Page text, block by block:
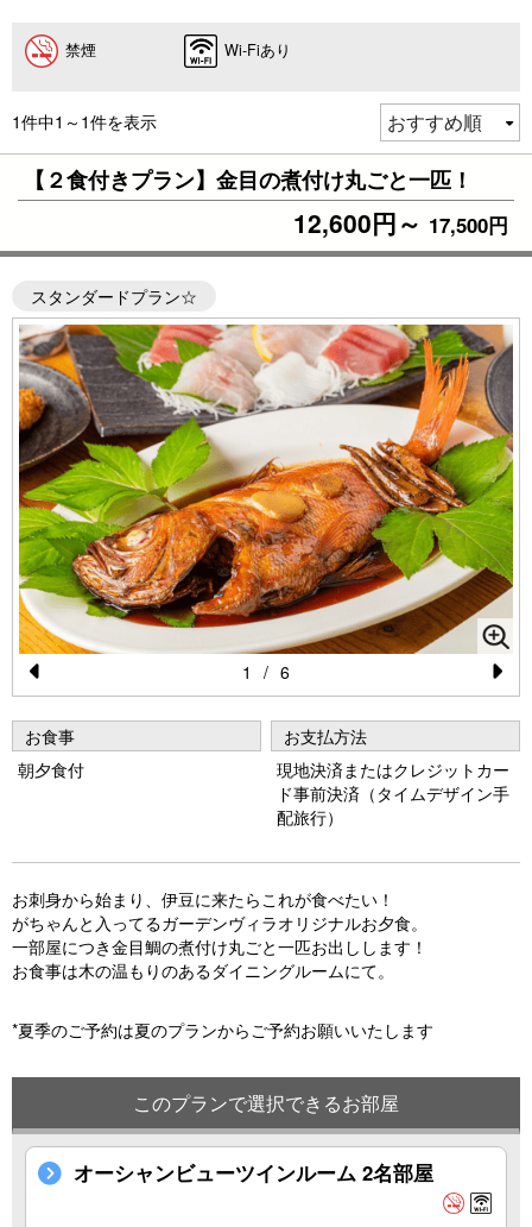
禁煙 Wi-Fiあり
1件中1～1件を表示
【２食付きプラン】金目の煮付け丸ごと一匹！
12,600円～ 17,500円
スタンダードプラン☆
Pr
e
vi
N
xt
1 / 6
お食事
朝夕食付
お支払方法
現地決済またはクレジットカー
ド事前決済（タイムデザイン手
配旅行）
お刺身から始まり、伊豆に来たらこれが食べたい！
がちゃんと入ってるガーデンヴィラオリジナルお夕食。
一部屋につき金目鯛の煮付け丸ごと一匹お出しします！
お食事は木の温もりのあるダイニングルームにて。
*夏季のご予約は夏のプランからご予約お願いいたします
このプランで選択できるお部屋
オーシャンビューツインルーム 2名部屋